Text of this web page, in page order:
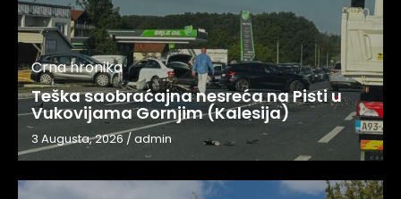
Crna hronika
Teška saobraćajna nesreća na Pisti u
Vukovijama Gornjim (Kalesija)
3 Augusta, 2026/admin